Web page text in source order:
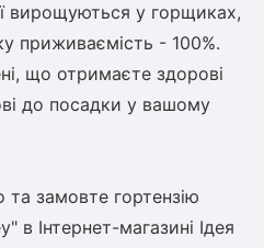
вирощуються у горщиках,
приживаємість - 100%.
що отримаєте здорові
до посадки у вашому
та замовте гортензію
в Інтернет-магазині Ідея